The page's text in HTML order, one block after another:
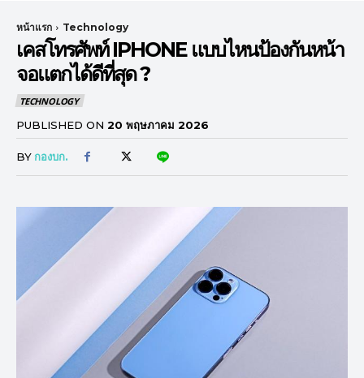
หน้าแรก Technology
เคสโทรศัพท์ IPHONE แบบไหนป้องกันหน้า
จอแตกได้ดีที่สุด ?
TECHNOLOGY
PUBLISHED ON 20 พฤษภาคม 2026
BY กองบก.